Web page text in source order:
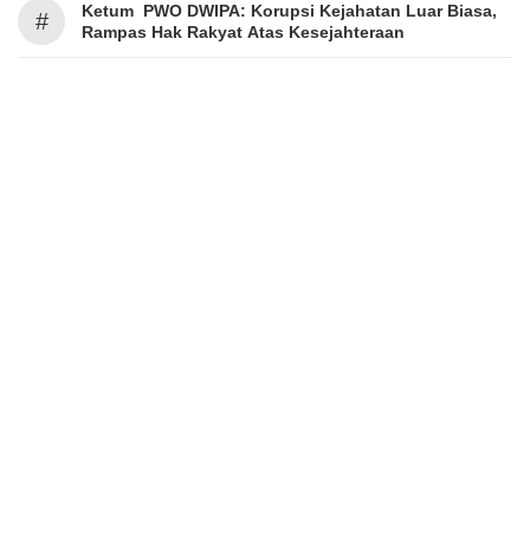
#
Ketum PWO DWIPA: Korupsi Kejahatan Luar Biasa,
Rampas Hak Rakyat Atas Kesejahteraan